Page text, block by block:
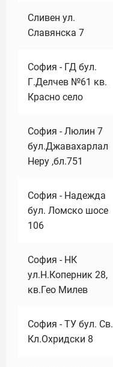
Сливен ул.
Славянска 7
София - ГД бул.
Г.Делчев №61 кв.
Красно село
София - Люлин 7
бул.Джавахарлал
Неру ,бл.751
София - Надежда
бул. Ломско шосе
106
София - НК
ул.Н.Коперник 28,
кв.Гео Милев
София - ТУ бул. Св.
Кл.Охридски 8